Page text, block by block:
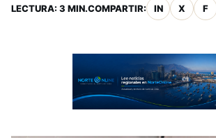
LECTURA: 3 MIN.COMPARTIR: IN X F